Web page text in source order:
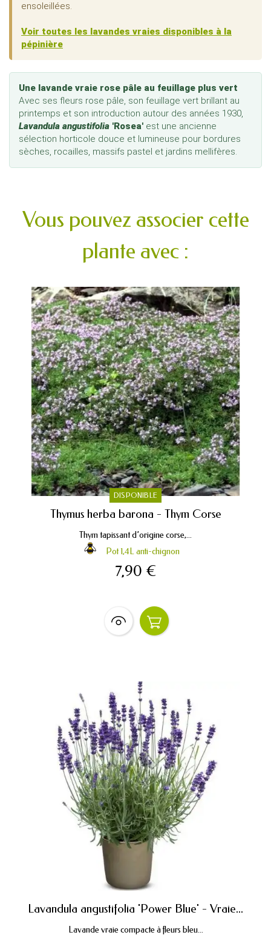
ensoleillées.
Voir toutes les lavandes vraies disponibles à la
pépinière
Une lavande vraie rose pâle au feuillage plus vert
Avec ses fleurs rose pâle, son feuillage vert brillant au
printemps et son introduction autour des années 1930,
Lavandula angustifolia 'Rosea' est une ancienne
sélection horticole douce et lumineuse pour bordures
sèches, rocailles, massifs pastel et jardins mellifères.
Vous pouvez associer cette
plante avec :
DISPONIBLE
Thymus herba barona - Thym Corse
Thym tapissant d’origine corse,...
Pot 1,4L anti-chignon
7,90 €
Lavandula angustifolia 'Power Blue' - Vraie...
Lavande vraie compacte à fleurs bleu...